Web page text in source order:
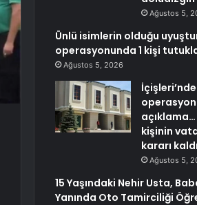
Ağustos 5,
Ünlü isimlerin olduğu
operasyonunda 1 kişi
Ağustos 5, 2026
kişinin
kararı
Ağustos 5,
15 Yaşındaki Nehir Usta,
Yanında Oto Tamirciliği